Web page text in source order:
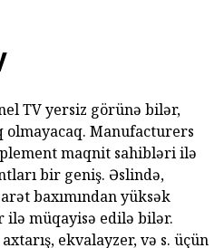
TV yersiz görünə bilər,
olmayacaq. Manufacturers
maqnit sahibləri ilə
bir geniş. Əslində,
baxımından yüksək
ilə müqayisə edilə bilər.
ekvalayzer, və s. üçün